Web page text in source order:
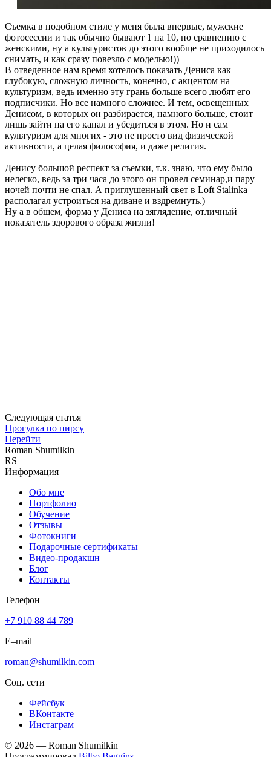
Съемка в подобном стиле у меня была впервые, мужские
фотосессии и так обычно бывают 1 на 10, по сравнению с
женскими, ну а культуристов до этого вообще не приходилось
снимать, и как сразу повезло с моделью!))
В отведенное нам время хотелось показать Дениса как
глубокую, сложную личность, конечно, с акцентом на
культуризм, ведь именно эту грань больше всего любят его
подписчики. Но все намного сложнее. И тем, освещенных
Денисом, в которых он разбирается, намного больше, стоит
лишь зайти на его канал и убедиться в этом. Но и сам
культуризм для многих - это не просто вид физической
активности, а целая философия, и даже религия.
Денису большой респект за съемки, т.к. знаю, что ему было
нелегко, ведь за три часа до этого он провел семинар,и пару
ночей почти не спал. А приглушенный свет в Loft Stalinka
располагал устроиться на диване и вздремнуть.)
Ну а в общем, форма у Дениса на зяглядение, отличный
показатель здорового образа жизни!
Следующая статья
Прогулка по пирсу
Перейти
Roman Shumilkin
RS
Информация
Обо мне
Портфолио
Обучение
Отзывы
Фотокниги
Подарочные сертификаты
Видео-продакшн
Блог
Контакты
Телефон
+7 910 88 44 789
E–mail
roman@shumilkin.com
Соц. сети
Фейсбук
ВКонтакте
Инстаграм
© 2026 — Roman Shumilkin